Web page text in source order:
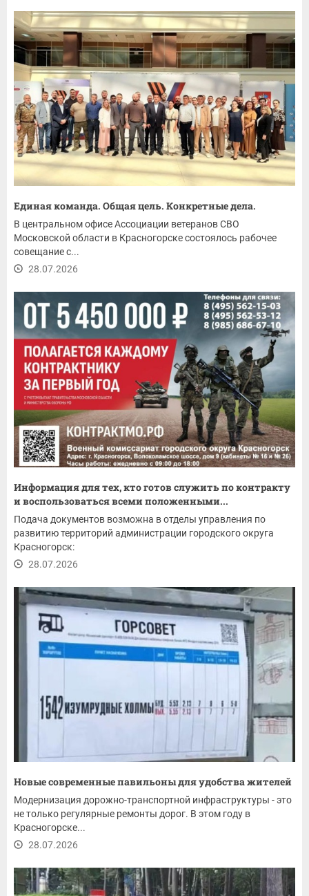
Единая команда. Общая цель. Конкретные дела.
В центральном офисе Ассоциации ветеранов СВО
Московской области в Красногорске состоялось рабочее
совещание с...
28.07.2026
Информация для тех, кто готов служить по контракту
и воспользоваться всеми положенными...
Подача документов возможна в отделы управления по
развитию территорий администрации городского округа
Красногорск:
28.07.2026
Новые современные павильоны для удобства жителей
Модернизация дорожно-транспортной инфраструктуры - это
не только регулярные ремонты дорог. В этом году в
Красногорске...
28.07.2026